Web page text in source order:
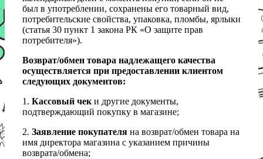
был в употреблении, сохранены его товарный вид,
потребительские свойства, упаковка, пломбы, ярлыки
(статья 30 пункт 1 закона РК «О защите прав
потребителя»).
Возврат/обмен товара надлежащего качества
осуществляется при предоставлении клиентом
следующих документов:
1. Кассовый чек и другие документы,
подтверждающий покупку в магазине;
2. Заявление покупателя на возврат/обмен товара на
имя директора магазина с указанием причины
возврата/обмена;